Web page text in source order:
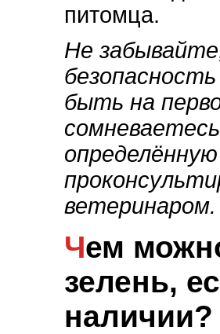
питомца.
Не
быть на
ветеринаром.
Чем можно заменить
зелень,
наличии?